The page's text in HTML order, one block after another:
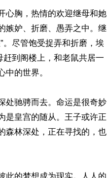
心胸，热情的欢迎继母和她
嫉妒、折磨、愚弄之中。继
。尽管饱受捉弄和折磨，埃
赶到阁楼上，和老鼠共居一
的世界。
处驰骋而去。命运是很奇妙
是皇宫的随从。王子或许正
森林深处，正在寻找的，也